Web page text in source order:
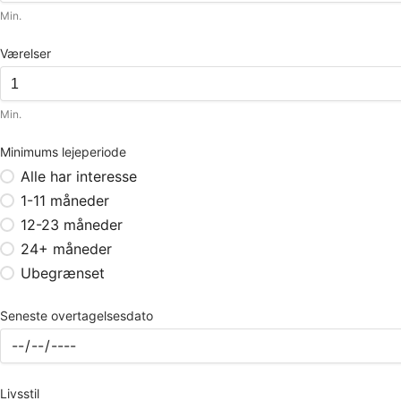
Min.
Værelser
Min.
Minimums lejeperiode
Alle har interesse
1-11 måneder
12-23 måneder
24+ måneder
Ubegrænset
Seneste overtagelsesdato
Livsstil